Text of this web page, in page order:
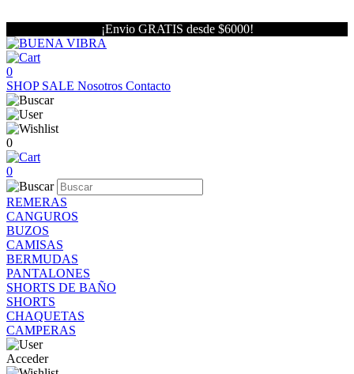
¡Envio GRATIS desde $6000!
0
SHOP SALE Nosotros Contacto
0
0
REMERAS
CANGUROS
BUZOS
CAMISAS
BERMUDAS
PANTALONES
SHORTS DE BAÑO
SHORTS
CHAQUETAS
CAMPERAS
Acceder